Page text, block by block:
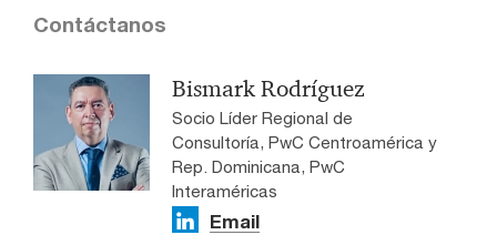
Contáctanos
Bismark Rodríguez
Socio Líder Regional de
Consultoría, PwC Centroamérica y
Rep. Dominicana, PwC
Interaméricas
Email